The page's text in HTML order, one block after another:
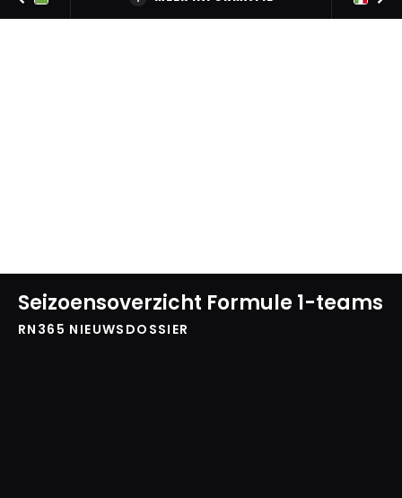
Seizoensoverzicht Formule 1-teams
RN365 NIEUWSDOSSIER